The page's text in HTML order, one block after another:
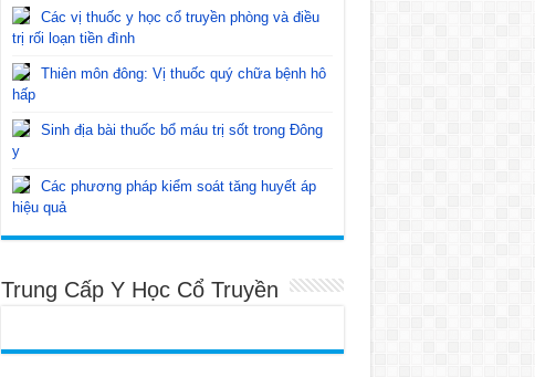
Các vị thuốc y học cổ truyền phòng và điều
trị rối loạn tiền đình
Thiên môn đông: Vị thuốc quý chữa bệnh hô
hấp
Sinh địa bài thuốc bổ máu trị sốt trong Đông
y
Các phương pháp kiểm soát tăng huyết áp
hiệu quả
Trung Cấp Y Học Cổ Truyền